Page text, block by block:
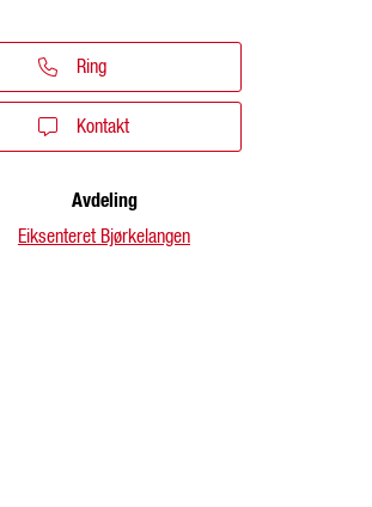
Ring
Kontakt
Avdeling
Eiksenteret Bjørkelangen